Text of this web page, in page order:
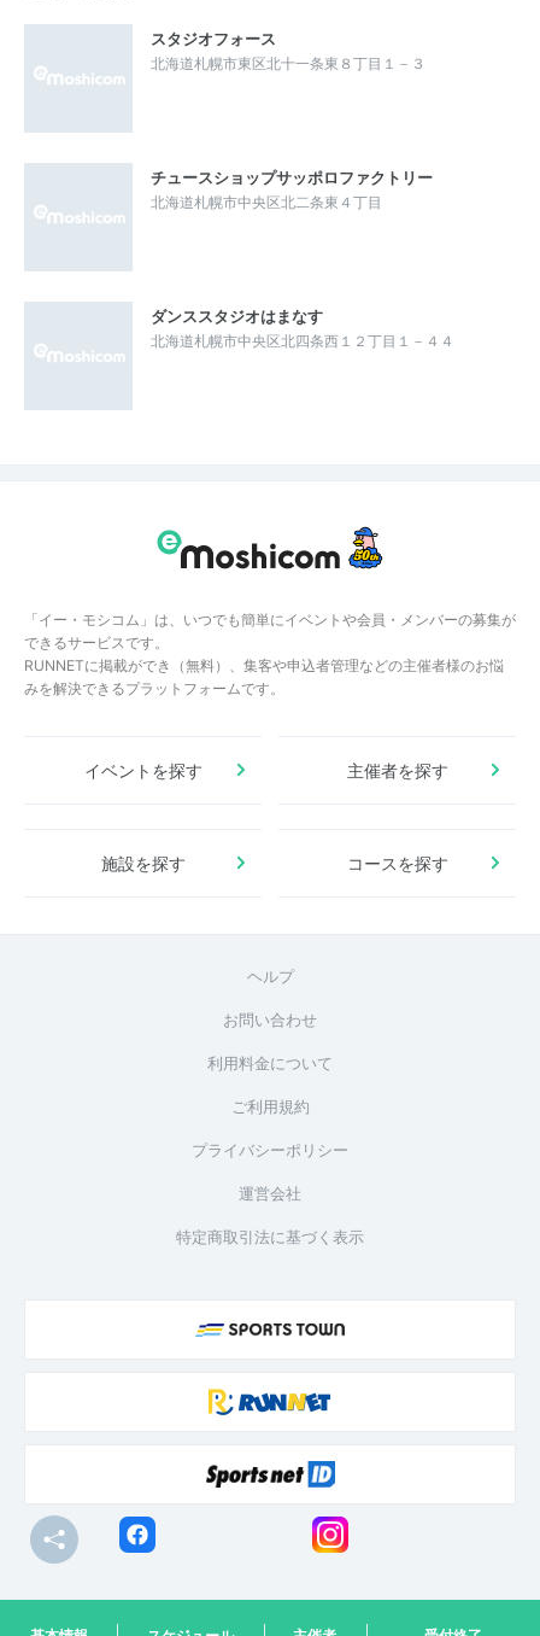
スタジオフォース
北海道札幌市東区北十一条東８丁目１－３
チュースショップサッポロファクトリー
北海道札幌市中央区北二条東４丁目
ダンススタジオはまなす
北海道札幌市中央区北四条西１２丁目１－４４
「イー・モシコム」は、いつでも簡単にイベントや会員・メンバーの募集が
できるサービスです。
RUNNETに掲載ができ（無料）、集客や申込者管理などの主催者様のお悩
みを解決できるプラットフォームです。
イベントを探す 主催者を探す
施設を探す コースを探す
ヘルプ
お問い合わせ
利用料金について
ご利用規約
プライバシーポリシー
運営会社
特定商取引法に基づく表示